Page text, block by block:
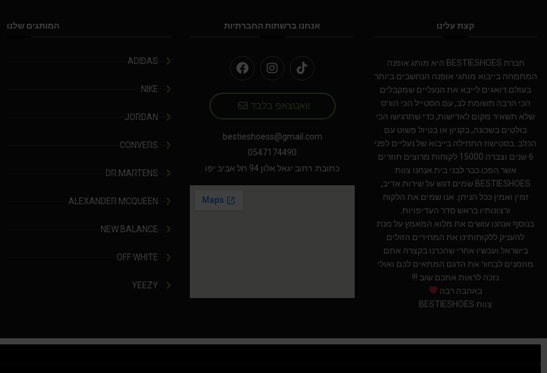
קצת עלינו
חברת BESTIESHOES היא מותג אופנה
המתמחה בייבוא מותגי אופנה הנחשבים ביותר
בעולם.דואגים לייבא את הנעליים שמקבלים
הכי הרבה תשומת לב, עם הסטייל הכי הורס
שלא תשאיר מקום לאדישות, כדי שתרגישו הכי
בולטים בשכונה, בקניון או בטיול פשוט עם
הכלב. בסטישוז התחילה בייבוא של נעליים לפני
6 שנים וצברה 15000 לקוחות מרוצים חוזרים
אשר הפכו כבר לבני בית.אנחנו צוות
BESTIESHOES שמים דגש על שירות אדיב,
זמין ואמין ככל הניתן. אנו שמים את הלקוח
ורצונותיו בראש סדר העדיפויות.
בנוסף אנחנו עושים את מלוא המאמץ על מנת
להעניק ללקוחותינו את המחירים הזולים
בישראל.ועכשיו אחרי שהכרנו בקצרה אתם
מוזמנים לבחור את הדגם המתאים לכם ואולי
נזכה לראות אתכם שוב !!!
באהבה רבה
צוות BESTIESHOES
אנחנו ברשתות החברתיות
וואטצאפ בלבד
bestieshoess@gmail.com
0547174490
כתובת: רחוב יגאל אלון 94 תל אביב יפו
המותגים שלנו
ADIDAS
NIKE
JORDAN
CONVERS
DR.MARTENS
ALEXANDER MCQUEEN
NEW BALANCE
OFF WHITE
YEEZY